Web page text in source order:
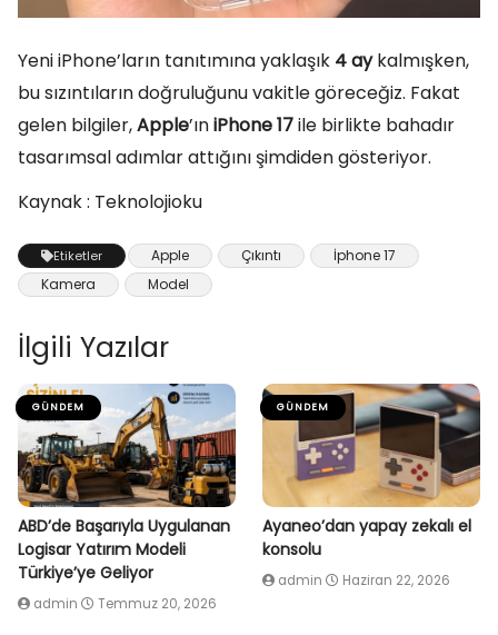
Yeni iPhone’ların tanıtımına yaklaşık 4 aykalmışken,
bu sızıntıların doğruluğunu vakitle göreceğiz. Fakat
gelen bilgiler,Apple’ıniPhone 17ile birlikte bahadır
tasarımsal adımlar attığını şimdiden gösteriyor.
Kaynak : Teknolojioku
Etiketler Apple Çıkıntı
İphone 17
Kamera
Model
İlgili Yazılar
GÜNDEM
ABD’de Başarıyla Uygulanan
Logisar Yatırım Modeli
Türkiye’ye Geliyor
admin Temmuz 20, 2026
GÜNDEM
Ayaneo’dan yapay zekalı el
konsolu
admin Haziran 22, 2026